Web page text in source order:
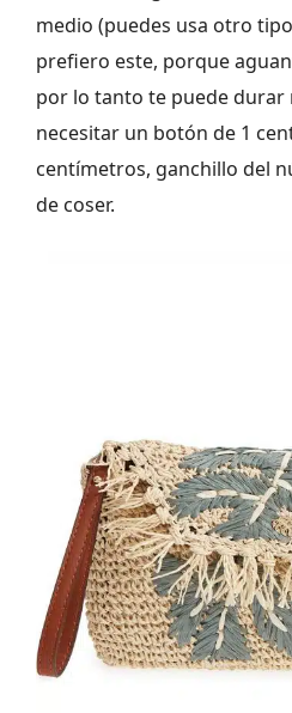
medio (puedes usa otro
prefiero este, porque
por lo tanto te puede durar
necesitar un botón de 1
centímetros, ganchillo del
de coser.